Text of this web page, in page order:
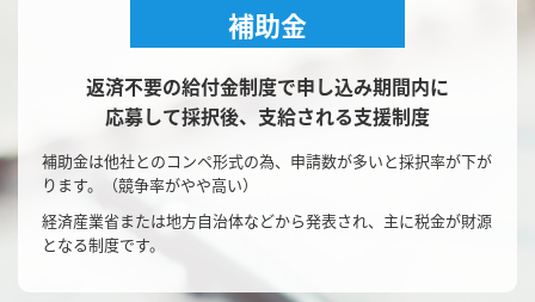
補助金
返済不要の給付金制度で申し込み期間内に
応募して採択後、支給される支援制度
補助金は他社とのコンペ形式の為、申請数が多いと採択率が下が
ります。（競争率がやや高い）
経済産業省または地方自治体などから発表され、 主に税金が財源
となる制度です。